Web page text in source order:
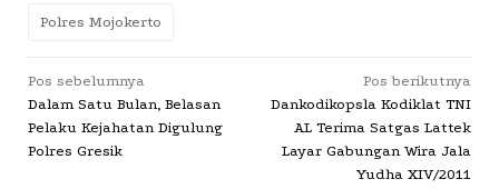
Polres Mojokerto
Navigasi
pos
Pos sebelumnya
Dalam Satu Bulan, Belasan
Pelaku Kejahatan Digulung
Polres Gresik
Pos berikutnya
Dankodikopsla Kodiklat TNI
AL Terima Satgas Lattek
Layar Gabungan Wira Jala
Yudha XIV/2011